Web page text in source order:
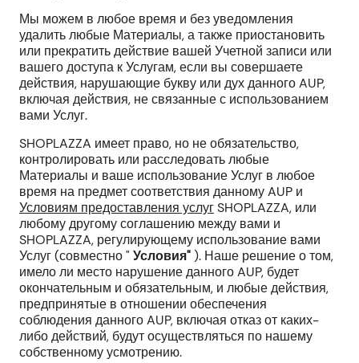
Мы можем в любое время и без уведомления
удалить любые Материалы, а также приостановить
или прекратить действие вашей Учетной записи или
вашего доступа к Услугам, если вы совершаете
действия, нарушающие букву или дух данного AUP,
включая действия, не связанные с использованием
вами Услуг.
SHOPLAZZA имеет право, но не обязательство,
контролировать или расследовать любые
Материалы и ваше использование Услуг в любое
время на предмет соответствия данному AUP и
Условиям предоставления услугSHOPLAZZA, или
любому другому соглашению между вами и
SHOPLAZZA, регулирующему использование вами
Услуг (совместно " Условия"). Наше решение о том,
имело ли место нарушение данного AUP, будет
окончательным и обязательным, и любые действия,
предпринятые в отношении обеспечения
соблюдения данного AUP, включая отказ от каких-
либо действий, будут осуществляться по нашему
собственному усмотрению.